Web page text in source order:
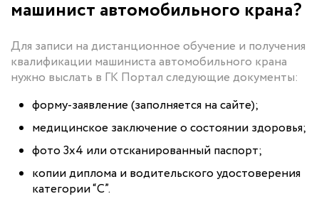
машинист автомобильного крана?
Для записи на дистанционное обучение и получения
квалификации машиниста автомобильного крана
нужно выслать в ГК Портал следующие документы:
форму-заявление (заполняется на сайте);
медицинское заключение о состоянии здоровья;
фото 3х4 или отсканированный паспорт;
копии диплома и водительского удостоверения
категории “С”.